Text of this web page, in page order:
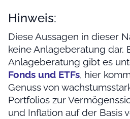
Hinweis:
Diese Aussagen in dieser
keine Anlageberatung dar.
Anlageberatung gibt es
Fonds und ETFs, hier
Genuss von
Portfolios zur
und Inflation auf der Basis